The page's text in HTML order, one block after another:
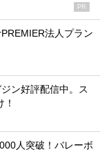
PR
法人プラン
ン好評配信中。ス
人突破！バレーボ